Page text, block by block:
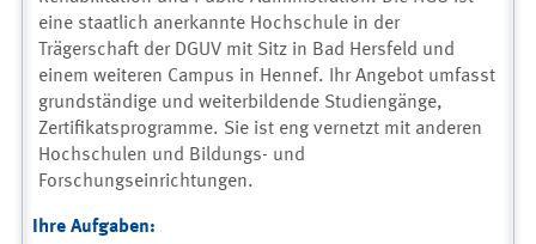
eine staatlich anerkannte Hochschule in der
Trägerschaft der DGUV mit Sitz in Bad Hersfeld und
einem weiteren Campus in Hennef. Ihr Angebot umfasst
grundständige und weiterbildende Studiengänge,
Zertifikatsprogramme. Sie ist eng vernetzt mit anderen
Hochschulen und Bildungs- und
Forschungseinrichtungen.
Ihre Aufgaben: